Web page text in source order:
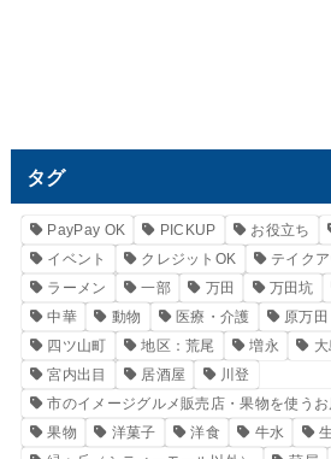
タグ
PayPay OK PICKUP お役立ち
イベント
クレジットOK テイク
ラーメン
一部 万田 万田坑
中華
動物 医療・介護 原万田
四ツ山町
地区：荒尾 増永
宮内出目
居酒屋
川登
市のイメージグルメ販売店・果物を使うお
果物
洋菓子 洋食 牛水